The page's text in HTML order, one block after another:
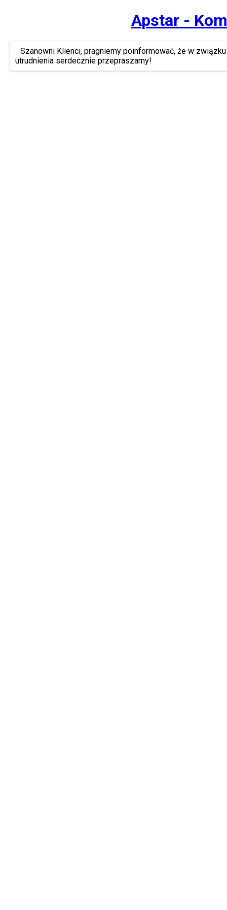
Apstar -
Szanowni Klienci, pragniemy poinformować, że w
utrudnienia serdecznie przepraszamy!